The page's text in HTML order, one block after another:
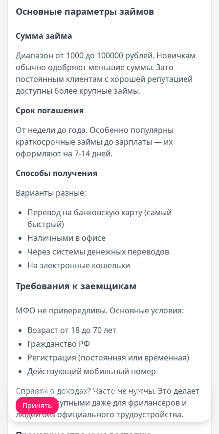
Основные параметры займов
Сумма займа
Диапазон от 1000 до 100000 рублей. Новичкам
обычно одобряют меньшие суммы. Зато
постоянным клиентам с хорошей репутацией
доступны более крупные займы.
Срок погашения
От недели до года. Особенно популярны
краткосрочные займы до зарплаты — их
оформляют на 7-14 дней.
Способы получения
Варианты разные:
Перевод на банковскую карту (самый
быстрый)
Наличными в офисе
Через системы денежных переводов
На электронные кошельки
Требования к заемщикам
МФО не привередливы. Основные условия:
Возраст от 18 до 70 лет
Гражданство РФ
Регистрация (постоянная или временная)
Действующий мобильный номер
Справки о доходах? Часто не нужны. Это делает
займы доступными даже для фрилансеров и
людей без официального трудоустройства.
Мы обрабатываем ваши cookie-файлы.
Принять